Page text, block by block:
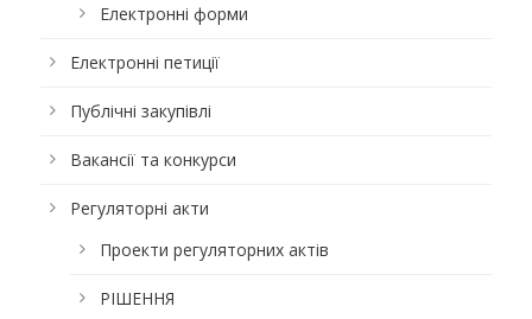
Електронні форми
Електронні петиції
Публічні закупівлі
Вакансії та конкурси
Регуляторні акти
Проекти регуляторних актів
РІШЕННЯ